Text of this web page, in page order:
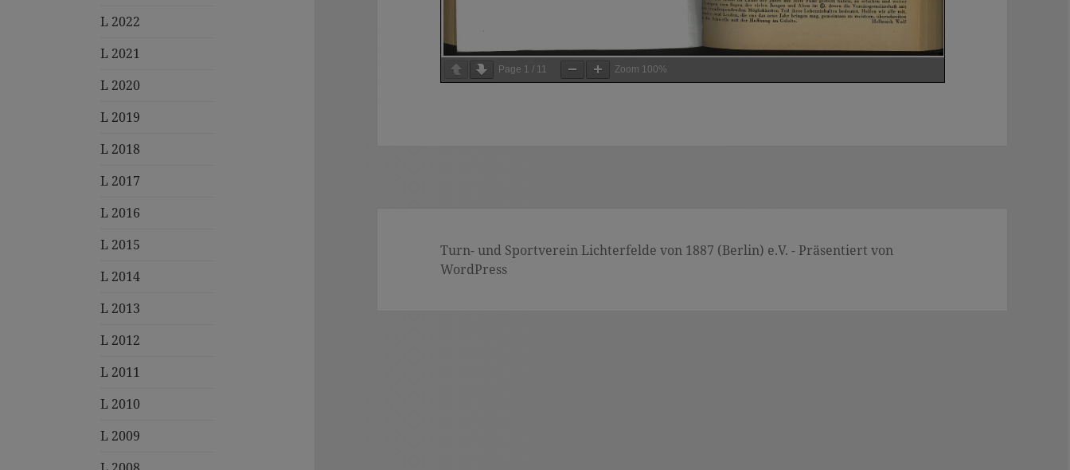
L 2022
L 2021
L 2020
L 2019
L 2018
L 2017
L 2016
L 2015
L 2014
L 2013
L 2012
L 2011
L 2010
L 2009
Page 1 / 11 Zoom 100%
Turn- und Sportverein Lichterfelde von 1887 (Berlin) e.V. - Präsentiert von
WordPress